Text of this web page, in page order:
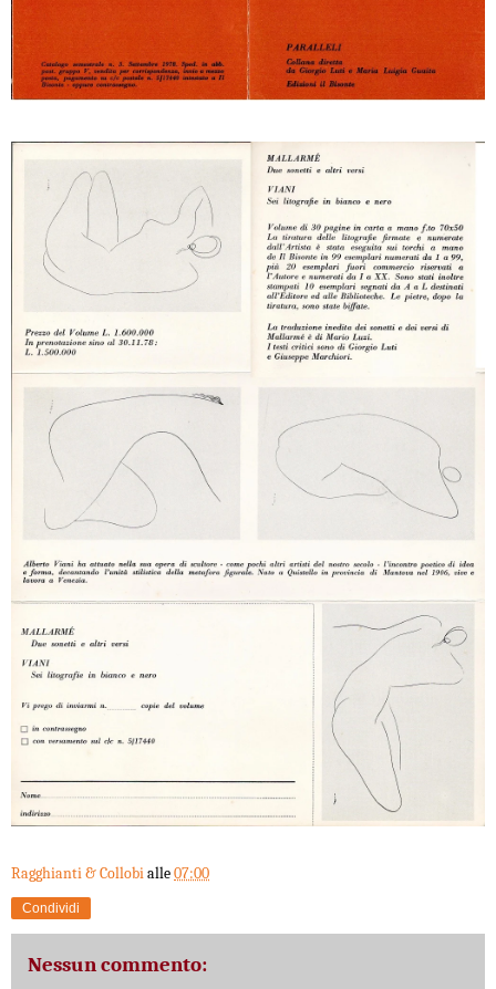
Ragghianti & Collobialle07:00
Condividi
Nessun commento: